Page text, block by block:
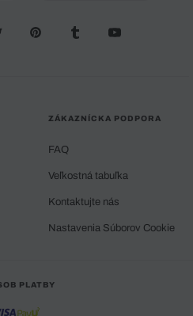
ZÁKAZNÍCKA PODPORA
FAQ
Veľkostná tabuľka
Kontaktujte nás
Nastavenia Súborov Cookie
PLATBY